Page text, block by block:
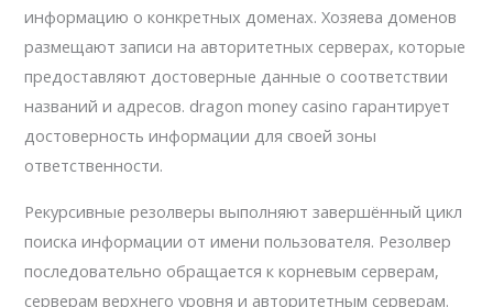
информацию о конкретных доменах. Хозяева доменов
размещают записи на авторитетных серверах, которые
предоставляют достоверные данные о соответствии
названий и адресов. dragon money casino гарантирует
достоверность информации для своей зоны
ответственности.
Рекурсивные резолверы выполняют завершённый цикл
поиска информации от имени пользователя. Резолвер
последовательно обращается к корневым серверам,
серверам верхнего уровня и авторитетным серверам.